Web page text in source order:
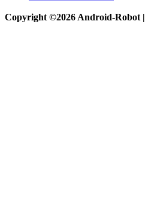
Copyright ©2026 Android-Robot |